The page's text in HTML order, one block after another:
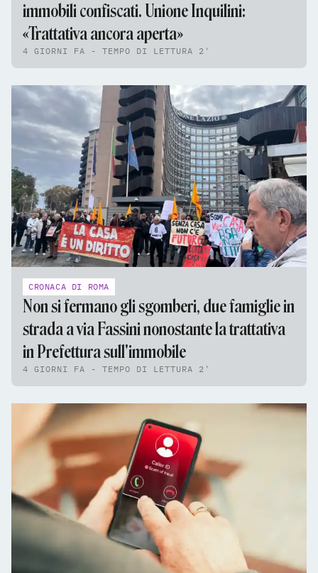
immobili confiscati. Unione Inquilini:
«Trattativa ancora aperta»
4 GIORNI FA - TEMPO DI LETTURA 2'
CRONACA DI ROMA
Non si fermano gli sgomberi, due famiglie in
strada a via Fassini nonostante la trattativa
in Prefettura sull'immobile
4 GIORNI FA - TEMPO DI LETTURA 2'